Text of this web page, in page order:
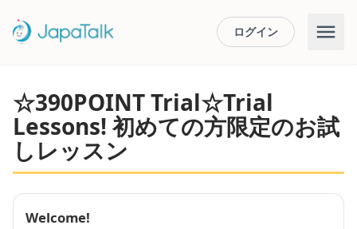
ログイン
☆390POINT Trial☆Trial
Lessons! 初めての方限定のお試
しレッスン
Welcome!